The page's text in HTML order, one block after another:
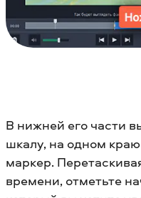
В нижней его части
шкалу, на одном
маркер.
времени, отметьте